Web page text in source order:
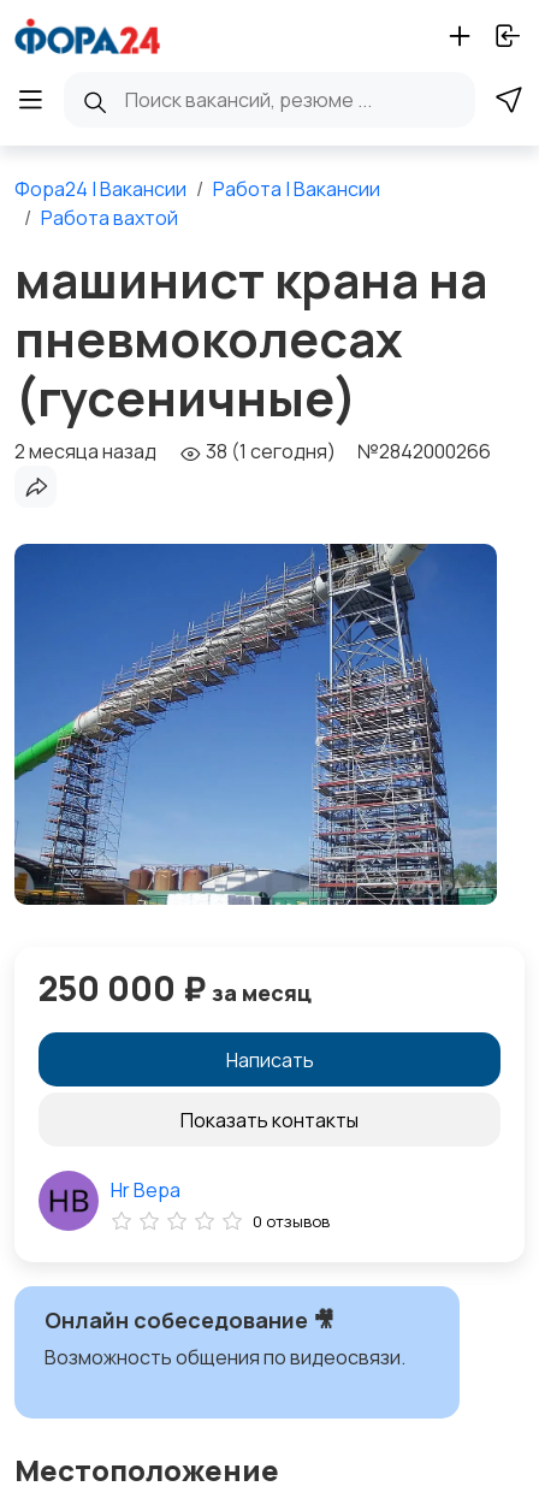
Фора24 | Вакансии
Работа | Вакансии
Работа вахтой
машинист крана на
пневмоколесах
(гусеничные)
2 месяца назад 38 (1 сегодня) №2842000266
Онлайн собеседование 🎥
Возможность общения по видеосвязи.
Местоположение
250 000 ₽ за месяц
Написать
Показать контакты
Hr Вера
0 отзывов